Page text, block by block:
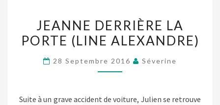
DERRIÈRE
LA
(LINE
JEANNE DERRIÈRE LA
PORTE (LINE ALEXANDRE)
28 Septembre 2016 Séverine
Suite à un grave accident de voiture, Julien se retrouve